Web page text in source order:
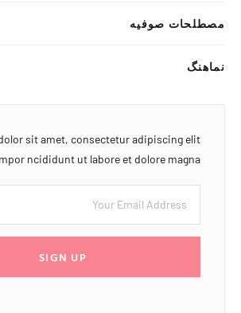
مصطلحات صوفیه
نماهنگ
sit amet, consectetur adipiscing elit
ncididunt ut labore et dolore magna
SIGN UP